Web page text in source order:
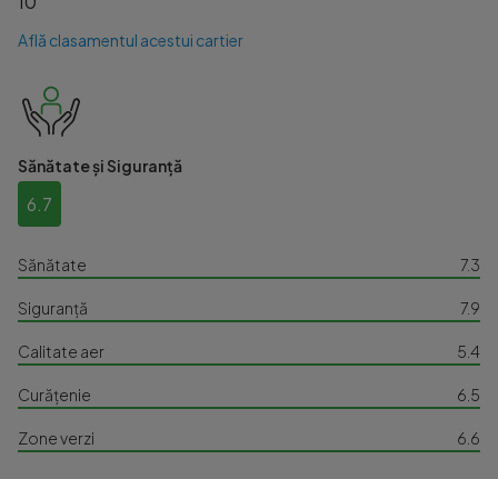
Află clasamentul acestui cartier
Sănătate și Siguranță
6.7
Sănătate 7.3
Siguranță 7.9
Calitate aer 5.4
Curățenie 6.5
Zone verzi 6.6